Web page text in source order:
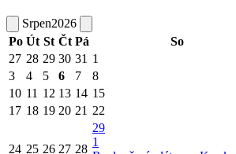
Srpen2026
Po Út St Čt Pá So
27 28 29 30 31 1
3
4 5 6 7 8
10 11 12 13 14 15
17 18 19 20 21 22
24 25 26 27 28
29
1